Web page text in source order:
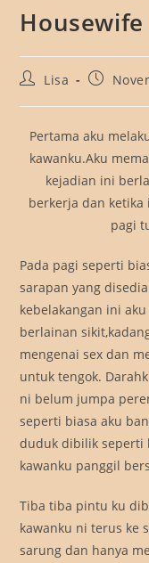
Housewife
PostLisa
Post
Pertama aku
kawanku.Aku
kejadian ini
berkerja dan
pagi
Pada pagi seperti
sarapan yang
kebelakangan ini
berlainan
mengenai sex dan
untuk tengok.
ni belum jumpa
seperti biasa aku
duduk dibilik seperti
kawanku panggil
Tiba tiba pintu ku
kawanku ni terus ke
sarung dan hanya